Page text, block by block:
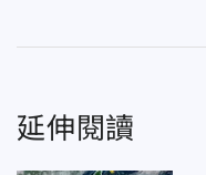
延伸閱讀